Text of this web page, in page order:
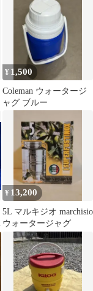
¥ 1,500
Coleman ウォータージ
ャグ ブルー
¥ 13,200
5L マルキジオ marchisio
ウォータージャグ